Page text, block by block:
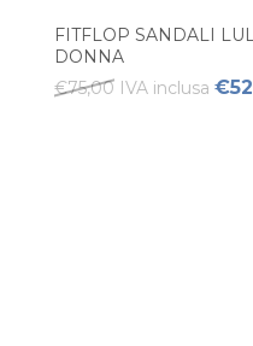
FITFLOP SANDALI
DONNA
€75,00 IVA inclusa